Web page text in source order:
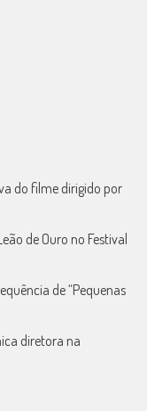
do filme dirigido por
de Ouro no Festival
de “Pequenas
diretora na